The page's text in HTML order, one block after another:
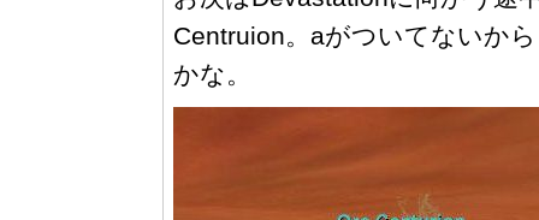
Centruion。aがついてないか
かな。